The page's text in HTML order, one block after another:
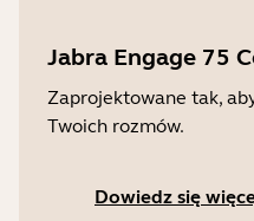
Jabra Engage 75
Zaprojektowane tak,
Twoich rozmów.
Dowiedz się